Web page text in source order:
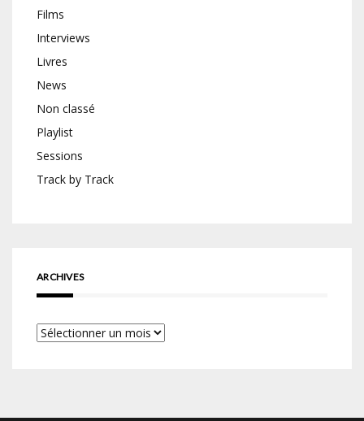
Films
Interviews
Livres
News
Non classé
Playlist
Sessions
Track by Track
ARCHIVES
Archives